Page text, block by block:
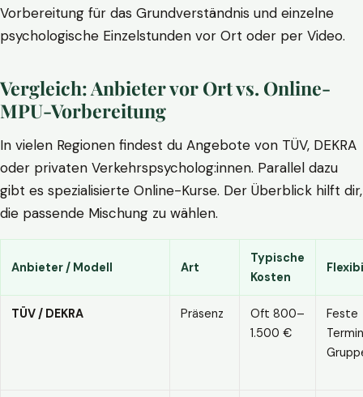
Vorbereitung für das Grundverständnis und einzelne
psychologische Einzelstunden vor Ort oder per Video.
Vergleich: Anbieter vor Ort vs. Online-
MPU-Vorbereitung
In vielen Regionen findest du Angebote von TÜV, DEKRA
oder privaten Verkehrspsycholog:innen. Parallel dazu
gibt es spezialisierte Online-Kurse. Der Überblick hilft dir,
die passende Mischung zu wählen.
Anbieter / Modell Art
Typische
Kosten
TÜV / DEKRA Präsenz
Oft 800–
1.500 €
Feste